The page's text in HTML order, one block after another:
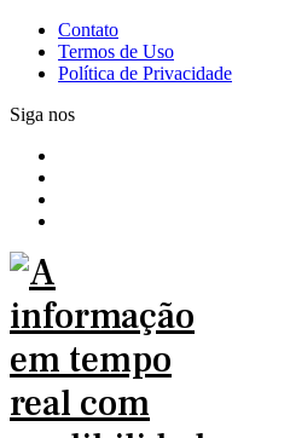
Contato
Termos de Uso
Política de Privacidade
Siga nos